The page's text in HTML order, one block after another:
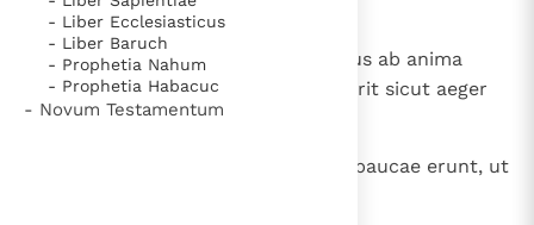
- Liber Ecclesiasticus
- Liber Baruch
- Prophetia Nahum
- Prophetia Habacuc
- Novum Testamentum
et vepres in die una.
Et gloriam saltus eius et horti eius ab anima
usque ad carnem consumet, et erit sicut aeger
tabescens;
et reliquiae ligni saltus eius tam paucae erunt, ut